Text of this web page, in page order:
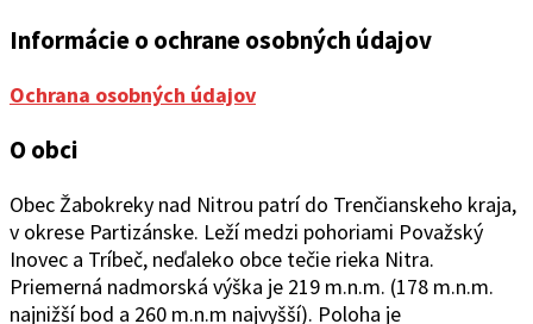
Informácie o ochrane osobných údajov
Ochrana osobných údajov
O obci
Obec Žabokreky nad Nitrou patrí do Trenčianskeho kraja,
v okrese Partizánske. Leží medzi pohoriami Považský
Inovec a Tríbeč, neďaleko obce tečie rieka Nitra.
Priemerná nadmorská výška je 219 m.n.m. (178 m.n.m.
najnižší bod a 260 m.n.m najvyšší). Poloha je